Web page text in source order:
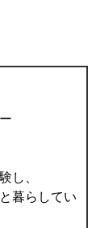
し、
暮らしてい